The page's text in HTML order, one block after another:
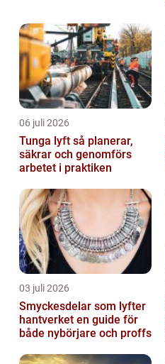
06 juli 2026
Tunga lyft så planerar,
säkrar och genomförs
arbetet i praktiken
03 juli 2026
Smyckesdelar som lyfter
hantverket en guide för
både nybörjare och proffs